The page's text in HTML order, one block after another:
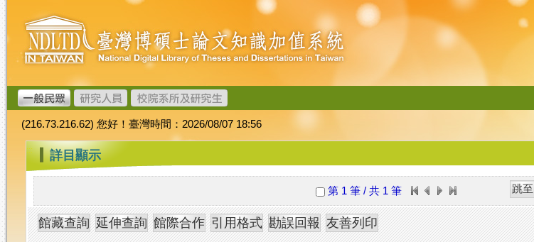
跳
到
主
要
內
容
臺
灣
博
碩
士
論
文
加
值
系
統
(216.73.216.62) 您好！臺灣時間：2026/08/07 18:56
::: 詳目顯示
第 1 筆 / 共 1 筆